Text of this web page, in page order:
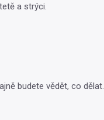
a strýci.
budete vědět, co dělat.